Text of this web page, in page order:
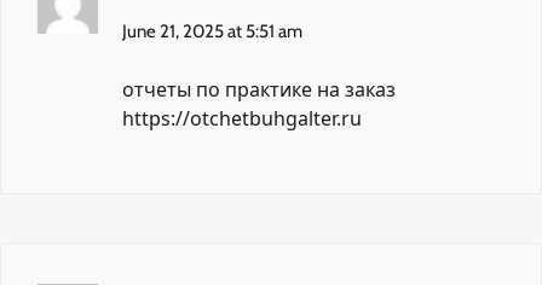
June 21, 2025 at 5:51 am
отчеты по практике на заказ
https://otchetbuhgalter.ru